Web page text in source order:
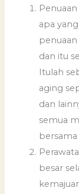
apa
dan itu
Itulah
aging
dan
semua
besar